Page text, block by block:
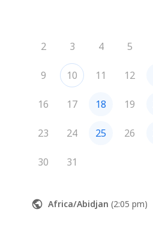
2 3 4 5
9 10 11 12
16 17 18 19
23 24 25 26
30 31
Africa/Abidjan (2:05 pm)